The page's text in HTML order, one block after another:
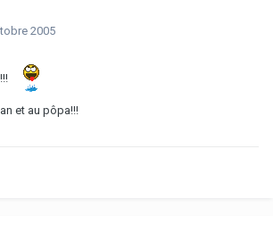
2005
et au pôpa!!!